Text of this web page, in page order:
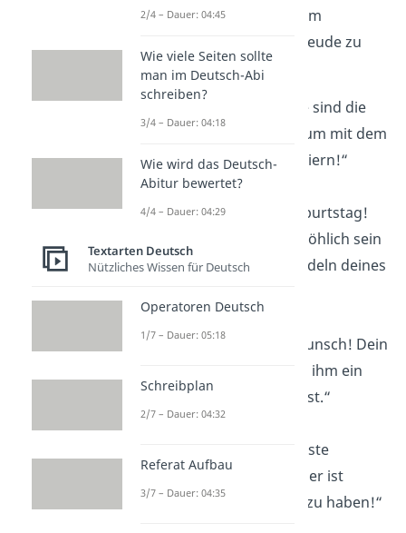
Hundebesitzern an ihrem
besonderen Tag eine Freude zu
machen.
„Hundegeburtstage sind die
beste Gelegenheit, um mit dem
besten Freund zu feiern!“
„Alles Gute zum Geburtstag!
Möge dein Tag so fröhlich sein
wie das Schwanzwedeln deines
„Herzlichen Glückwunsch! Dein
Hund hofft, dass du ihm ein
Stück Kuchen abgibst.“
„Ein Hund ist der beste
Geburtstagsgast — er ist
immer bereit, Spaß zu haben!“
2/4 – Dauer: 04:45
Wie viele Seiten sollte
man im Deutsch-Abi
schreiben?
3/4 – Dauer: 04:18
Wie wird das Deutsch-
Abitur bewertet?
4/4 – Dauer: 04:29
Textarten Deutsch
Nützliches Wissen für Deutsch
Operatoren Deutsch
1/7 – Dauer: 05:18
Schreibplan
2/7 – Dauer: 04:32
Referat Aufbau
3/7 – Dauer: 04:35